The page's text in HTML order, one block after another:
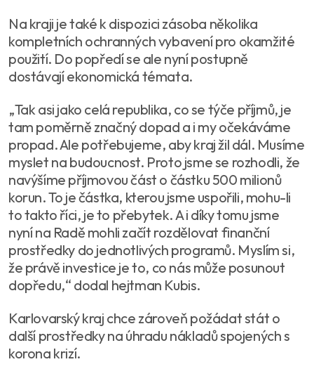
Na kraji je také k dispozici zásoba několika
kompletních ochranných vybavení pro okamžité
použití. Do popředí se ale nyní postupně
dostávají ekonomická témata.
„Tak asi jako celá republika, co se týče příjmů, je
tam poměrně značný dopad a i my očekáváme
propad. Ale potřebujeme, aby kraj žil dál. Musíme
myslet na budoucnost. Proto jsme se rozhodli, že
navýšíme příjmovou část o částku 500 milionů
korun. To je částka, kterou jsme uspořili, mohu-li
to takto říci, je to přebytek. A i díky tomu jsme
nyní na Radě mohli začít rozdělovat finanční
prostředky do jednotlivých programů. Myslím si,
že právě investice je to, co nás může posunout
dopředu,“ dodal hejtman Kubis.
Karlovarský kraj chce zároveň požádat stát o
další prostředky na úhradu nákladů spojených s
korona krizí.